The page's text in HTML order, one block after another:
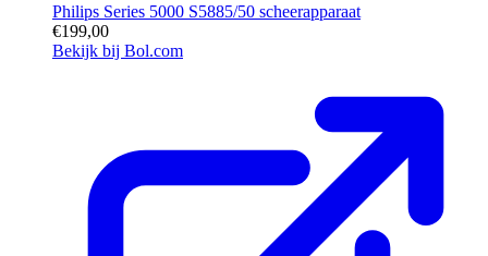
Philips Series 5000 S5885/50 scheerapparaat
€199,00
Bekijk bij Bol.com